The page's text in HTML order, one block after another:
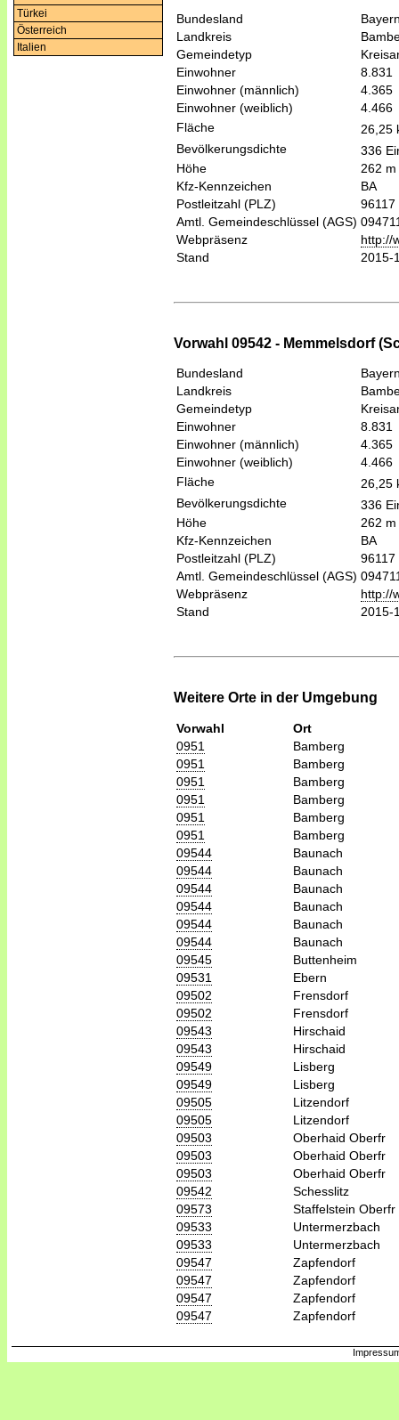
Türkei
Österreich
Italien
Bundesland
Landkreis
Gemeindetyp
Einwohner
8.831
Einwohner (männlich)
4.365
Einwohner (weiblich)
4.466
Fläche
26,25
Bevölkerungsdichte
336
Höhe
262
Kfz-Kennzeichen
BA
Postleitzahl (PLZ)
96117
Amtl. Gemeindeschlüssel (AGS)
Webpräsenz
http://
Stand
2015-
Vorwahl 09542 - Memmelsdorf
Bundesland
Landkreis
Gemeindetyp
Einwohner
8.831
Einwohner (männlich)
4.365
Einwohner (weiblich)
4.466
Fläche
26,25
Bevölkerungsdichte
336
Höhe
262
Kfz-Kennzeichen
BA
Postleitzahl (PLZ)
96117
Amtl. Gemeindeschlüssel (AGS)
Webpräsenz
http://
Stand
2015-
Weitere Orte in der Umgebung
Vorwahl
Ort
0951
Bamberg
0951
Bamberg
0951
Bamberg
0951
Bamberg
0951
Bamberg
0951
Bamberg
09544
Baunach
09544
Baunach
09544
Baunach
09544
Baunach
09544
Baunach
09544
Baunach
09545
Buttenheim
09531
Ebern
09502
Frensdorf
09502
Frensdorf
09543
Hirschaid
09543
Hirschaid
09549
Lisberg
09549
Lisberg
09505
Litzendorf
09505
Litzendorf
09503
Oberhaid Oberfr
09503
Oberhaid Oberfr
09503
Oberhaid Oberfr
09542
Schesslitz
09573
Staffelstein Oberfr
09533
Untermerzbach
09533
Untermerzbach
09547
Zapfendorf
09547
Zapfendorf
09547
Zapfendorf
09547
Zapfendorf